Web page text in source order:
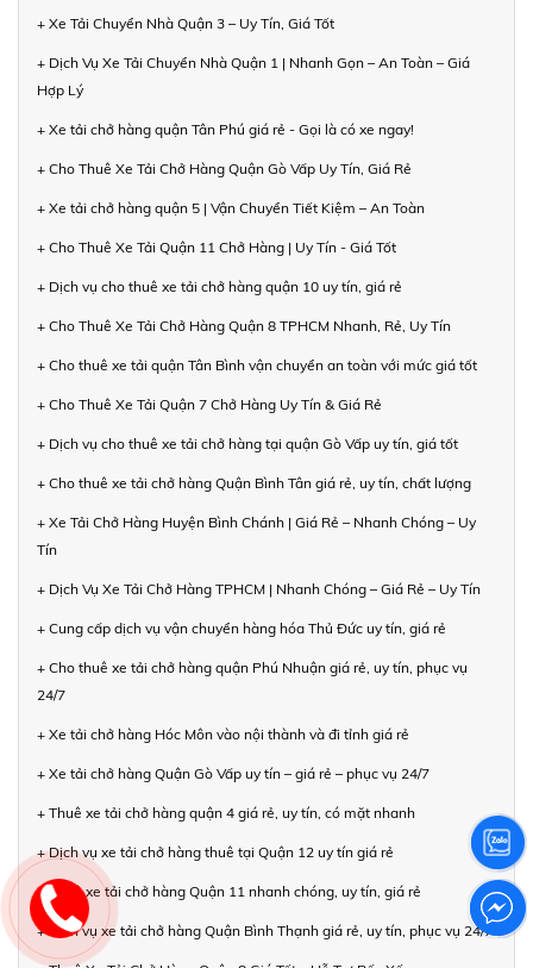
+ Xe Tải Chuyển Nhà Quận 3 – Uy Tín, Giá Tốt
+ Dịch Vụ Xe Tải Chuyển Nhà Quận 1 | Nhanh Gọn – An Toàn – Giá
Hợp Lý
+ Xe tải chở hàng quận Tân Phú giá rẻ - Gọi là có xe ngay!
+ Cho Thuê Xe Tải Chở Hàng Quận Gò Vấp Uy Tín, Giá Rẻ
+ Xe tải chở hàng quận 5 | Vận Chuyển Tiết Kiệm – An Toàn
+ Cho Thuê Xe Tải Quận 11 Chở Hàng | Uy Tín - Giá Tốt
+ Dịch vụ cho thuê xe tải chở hàng quận 10 uy tín, giá rẻ
+ Cho Thuê Xe Tải Chở Hàng Quận 8 TPHCM Nhanh, Rẻ, Uy Tín
+ Cho thuê xe tải quận Tân Bình vận chuyển an toàn với mức giá tốt
+ Cho Thuê Xe Tải Quận 7 Chở Hàng Uy Tín & Giá Rẻ
+ Dịch vụ cho thuê xe tải chở hàng tại quận Gò Vấp uy tín, giá tốt
+ Cho thuê xe tải chở hàng Quận Bình Tân giá rẻ, uy tín, chất lượng
+ Xe Tải Chở Hàng Huyện Bình Chánh | Giá Rẻ – Nhanh Chóng – Uy
Tín
+ Dịch Vụ Xe Tải Chở Hàng TPHCM | Nhanh Chóng – Giá Rẻ – Uy Tín
+ Cung cấp dịch vụ vận chuyển hàng hóa Thủ Đức uy tín, giá rẻ
+ Cho thuê xe tải chở hàng quận Phú Nhuận giá rẻ, uy tín, phục vụ
24/7
+ Xe tải chở hàng Hóc Môn vào nội thành và đi tỉnh giá rẻ
+ Xe tải chở hàng Quận Gò Vấp uy tín – giá rẻ – phục vụ 24/7
+ Thuê xe tải chở hàng quận 4 giá rẻ, uy tín, có mặt nhanh
+ Dịch vụ xe tải chở hàng thuê tại Quận 12 uy tín giá rẻ
+ Thuê xe tải chở hàng Quận 11 nhanh chóng, uy tín, giá rẻ
+ Dịch vụ xe tải chở hàng Quận Bình Thạnh giá rẻ, uy tín, phục vụ 24/7